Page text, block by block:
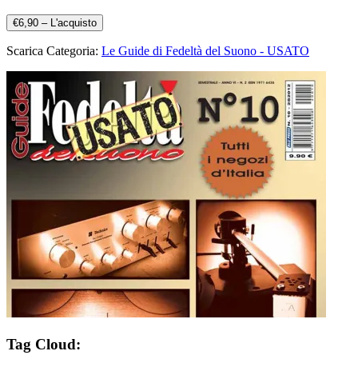
€6,90 – L'acquisto
Scarica Categoria: Le Guide di Fedeltà del Suono - USATO
Tag Cloud: